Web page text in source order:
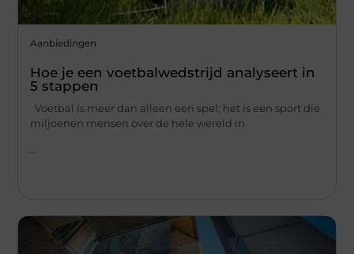
Aanbiedingen
Hoe je een voetbalwedstrijd analyseert in
5 stappen
Voetbal is meer dan alleen een spel; het is een sport die
miljoenen mensen over de hele wereld in
...